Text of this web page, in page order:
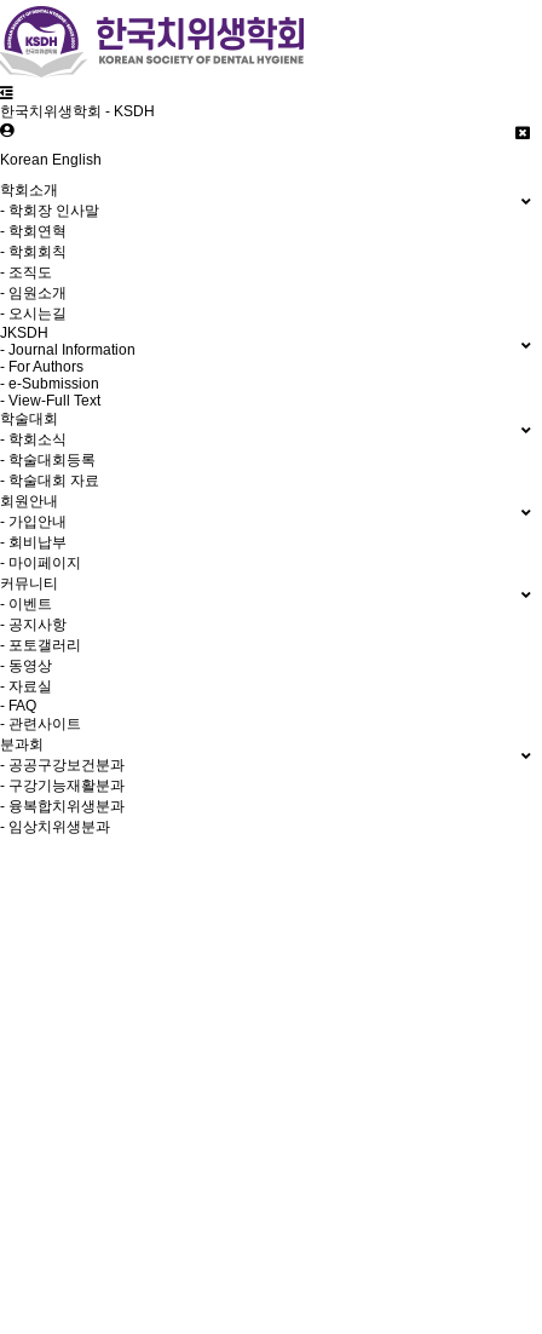
한국치위생학회 - KSDH
Korean English
학회소개
- 학회장 인사말
- 학회연혁
- 학회회칙
- 조직도
- 임원소개
- 오시는길
JKSDH
- Journal Information
- For Authors
- e-Submission
- View-Full Text
학술대회
- 학회소식
- 학술대회등록
- 학술대회 자료
회원안내
- 가입안내
- 회비납부
- 마이페이지
커뮤니티
- 이벤트
- 공지사항
- 포토갤러리
- 동영상
- 자료실
- FAQ
- 관련사이트
분과회
- 공공구강보건분과
- 구강기능재활분과
- 융복합치위생분과
- 임상치위생분과